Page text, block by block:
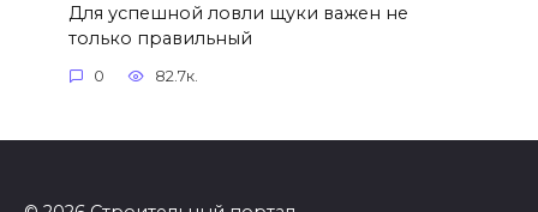
Для успешной ловли щуки важен не
только правильный
0 82.7к.